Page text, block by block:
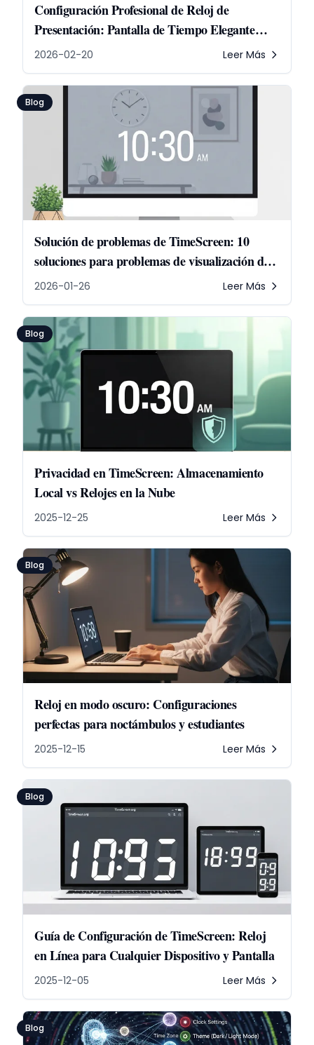
Configuración Profesional de Reloj de
Presentación: Pantalla de Tiempo Elegante
para Reuniones
2026-02-20 Leer Más
Blog
Solución de problemas de TimeScreen: 10
soluciones para problemas de visualización del
reloj
2026-01-26 Leer Más
Blog
Privacidad en TimeScreen: Almacenamiento
Local vs Relojes en la Nube
2025-12-25 Leer Más
Blog
Reloj en modo oscuro: Configuraciones
perfectas para noctámbulos y estudiantes
2025-12-15 Leer Más
Blog
Guía de Configuración de TimeScreen: Reloj
en Línea para Cualquier Dispositivo y Pantalla
2025-12-05 Leer Más
Blog